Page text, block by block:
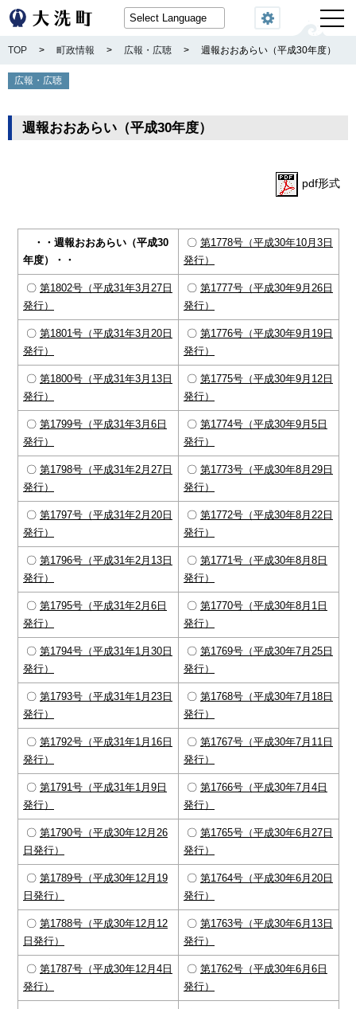
閲覧機能
TOP > 町政情報 > 広報・広聴 > 週報おおあらい（平成30年度）
広報・広聴
週報おおあらい（平成30年度）
pdf形式
・・週報おおあらい（平成30
年度）・・
〇 第1778号（平成30年10月3日
発行）
〇 第1802号（平成31年3月27日
発行）
〇 第1777号（平成30年9月26日
発行）
〇 第1801号（平成31年3月20日
発行）
〇 第1776号（平成30年9月19日
発行）
〇 第1800号（平成31年3月13日
発行）
〇 第1775号（平成30年9月12日
発行）
〇 第1799号（平成31年3月6日
発行）
〇 第1774号（平成30年9月5日
発行）
〇 第1798号（平成31年2月27日
発行）
〇 第1773号（平成30年8月29日
発行）
〇 第1797号（平成31年2月20日
発行）
〇 第1772号（平成30年8月22日
発行）
〇 第1796号（平成31年2月13日
発行）
〇 第1771号（平成30年8月8日
発行）
〇 第1795号（平成31年2月6日
発行）
〇 第1770号（平成30年8月1日
発行）
〇 第1794号（平成31年1月30日
発行）
〇 第1769号（平成30年7月25日
発行）
〇 第1793号（平成31年1月23日
発行）
〇 第1768号（平成30年7月18日
発行）
〇 第1792号（平成31年1月16日
発行）
〇 第1767号（平成30年7月11日
発行）
〇 第1791号（平成31年1月9日
発行）
〇 第1766号（平成30年7月4日
発行）
〇 第1790号（平成30年12月26
日発行）
〇 第1765号（平成30年6月27日
発行）
〇 第1789号（平成30年12月19
日発行）
〇 第1764号（平成30年6月20日
発行）
〇 第1788号（平成30年12月12
日発行）
〇 第1763号（平成30年6月13日
発行）
〇 第1787号（平成30年12月4日
発行）
〇 第1762号（平成30年6月6日
発行）